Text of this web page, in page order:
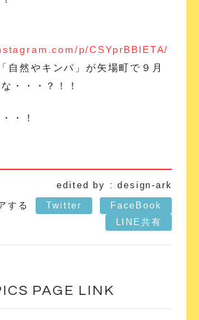
p/CSYprBBlETA/
自然やキンパ」が矢場町で９月
・・・？！！
・！
edited by : design-ark
する
Twitter
FaceBook
LINE共有
PAGE LINK